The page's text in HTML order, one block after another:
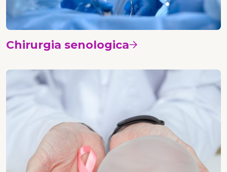
Chirurgia senologica Vedi i corsi
Chirurgia plastica